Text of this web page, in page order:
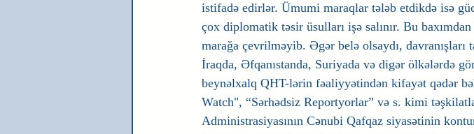
istifadə edirlər. Ümumi maraqlar tələb etdikdə isə
çox diplomatik təsir üsulları işə salınır. Bu
marağa çevrilməyib. Əgər belə olsaydı, davranışları
İraqda, Əfqanıstanda, Suriyada və digər ölkələrdə
beynəlxalq QHT-lərin fəaliyyətindən kifayət qədər
Watch", “Sərhədsiz Reportyorlar” və s. kimi
Administrasiyasının Cənubi Qafqaz siyasətinin